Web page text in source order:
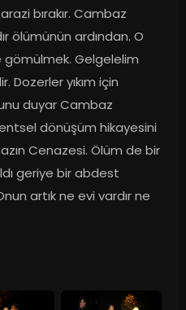
bırakır. Cambaz
ölümünün ardından. O
Gelgelelim
Dozerler yıkım için
duyar Cambaz
kentsel dönüşüm hikayesini
Cenazesi. Ölüm de bir
geriye bir abdest
artık ne evi vardır ne